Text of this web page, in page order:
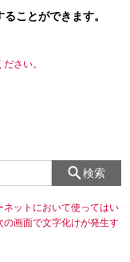
ことができます。
さい。
検索
ネットにおいて使ってはい
画面で文字化けが発生す